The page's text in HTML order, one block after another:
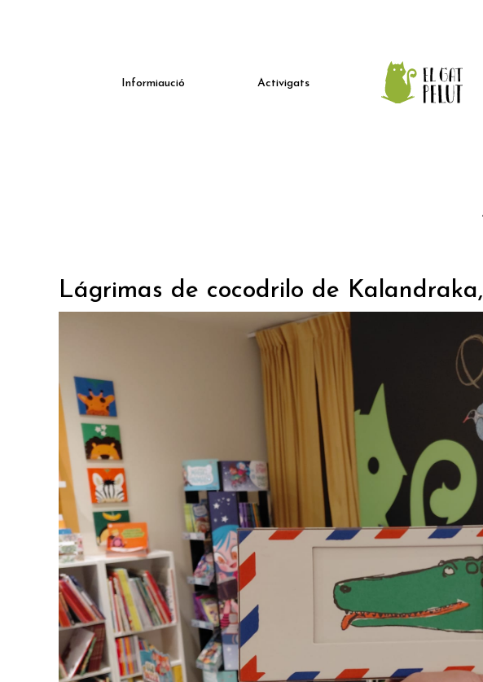
Informiaució Activigats
Lágrimas de cocodrilo de